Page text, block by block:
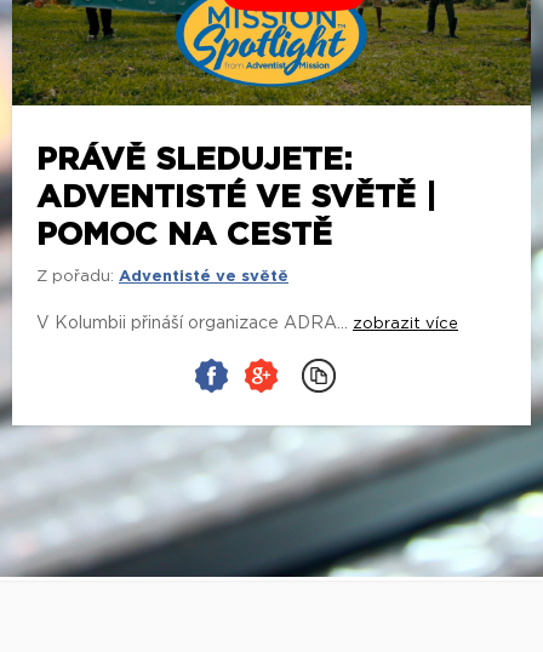
PRÁVĚ SLEDUJETE:
ADVENTISTÉ VE SVĚTĚ |
POMOC NA CESTĚ
Z pořadu: Adventisté ve světě
V Kolumbii přináší organizace ADRA... zobrazit více